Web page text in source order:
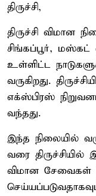
திருச்சி,
திருச்சி விமான
சிங்கப்பூர்,
உள்ளிட்ட
வருகிறது.
எக்ஸ்பிரஸ்
வந்தது.
இந்த நிலையில்
வரை திருச்சியில்
விமான சேவைகள்